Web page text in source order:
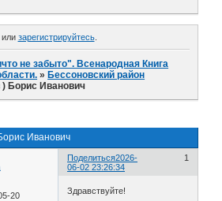
зарегистрируйтесь.
не забыто". Всенародная Книга
» Бессоновский район
Борис Иванович
Иванович
Поделиться 1
2026-
06-02 23:26:34
20
Здравствуйте!